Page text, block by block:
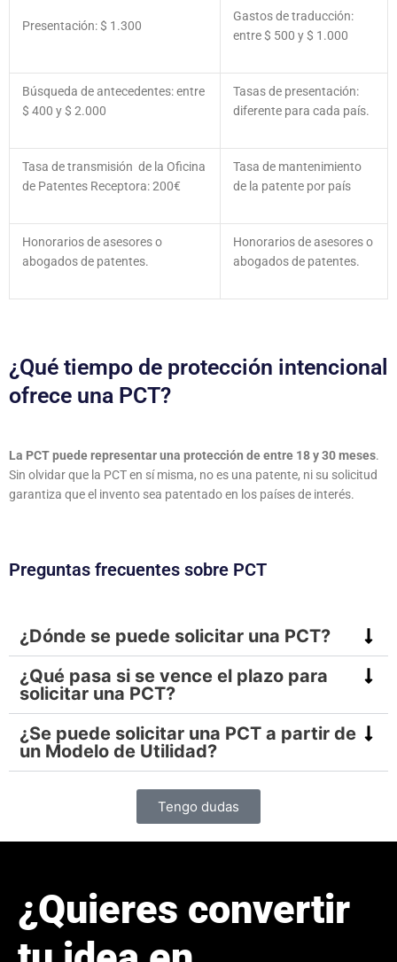
Presentación: $ 1.300
Gastos de traducción:
entre $ 500 y $ 1.000
Búsqueda de antecedentes: entre
$ 400 y $ 2.000
Tasas de presentación:
diferente para cada país.
Tasa de transmisión de la Oficina
de Patentes Receptora: 200€
Tasa de mantenimiento
de la patente por país
Honorarios de asesores o
abogados de patentes.
Honorarios de asesores o
abogados de patentes.
¿Qué tiempo de protección intencional
ofrece una PCT?
La PCT puede representar una protección de entre 18 y 30 meses.
Sin olvidar que la PCT en sí misma, no es una patente, ni su solicitud
garantiza que el invento sea patentado en los países de interés.
Preguntas frecuentes sobre PCT
¿Dónde se puede solicitar una PCT?
¿Qué pasa si se vence el plazo para
solicitar una PCT?
¿Se puede solicitar una PCT a partir de
un Modelo de Utilidad?
Tengo dudas
¿Quieres convertir